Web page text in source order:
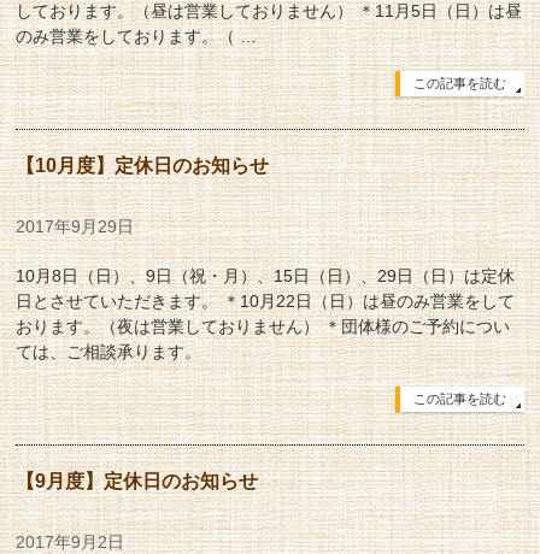
しております。（昼は営業しておりません） ＊11月5日（日）は昼
のみ営業をしております。（ …
この記事を読む
【10月度】定休日のお知らせ
2017年9月29日
10月8日（日）、9日（祝・月）、15日（日）、29日（日）は定休
日とさせていただきます。 ＊10月22日（日）は昼のみ営業をして
おります。（夜は営業しておりません） ＊団体様のご予約につい
ては、ご相談承ります。
この記事を読む
【9月度】定休日のお知らせ
2017年9月2日